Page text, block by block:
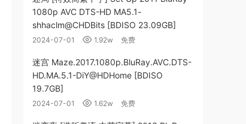
1080p AVC DTS-HD MA5.1-
shhaclm@CHDBits [BDISO 23.09GB]
2024-07-01 1.92w 免费
迷宫 Maze.2017.1080p.BluRay.AVC.DTS-
HD.MA.5.1-DiY@HDHome [BDISO
19.7GB]
2024-07-01 1.62w 免费